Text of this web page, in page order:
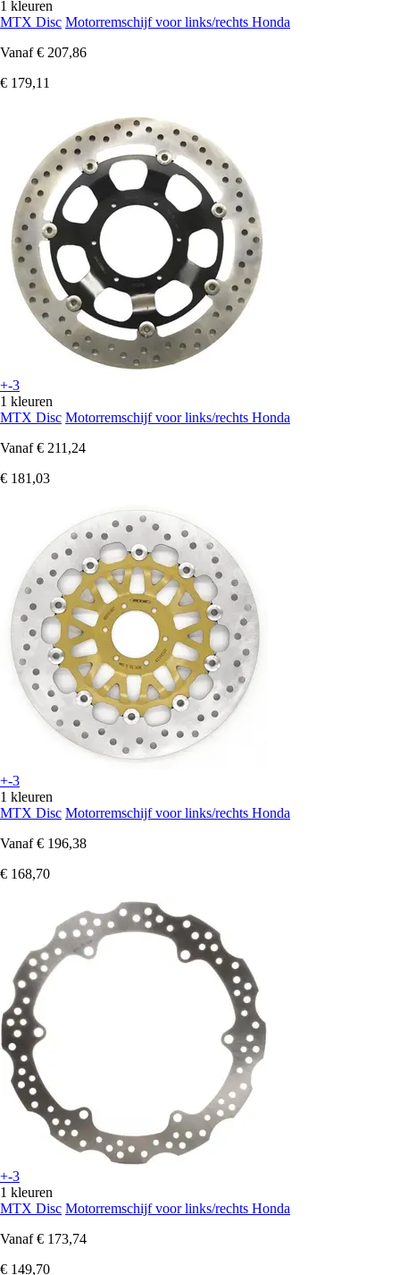
1 kleuren
MTX Disc Motorremschijf voor links/rechts Honda
Vanaf € 207,86
€ 179,11
+-3
1 kleuren
MTX Disc Motorremschijf voor links/rechts Honda
Vanaf € 211,24
€ 181,03
+-3
1 kleuren
MTX Disc Motorremschijf voor links/rechts Honda
Vanaf € 196,38
€ 168,70
+-3
1 kleuren
MTX Disc Motorremschijf voor links/rechts Honda
Vanaf € 173,74
€ 149,70